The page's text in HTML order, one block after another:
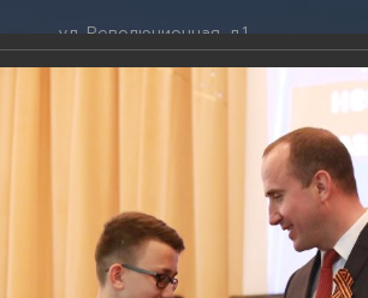
ул. Революционная, д.1
gelendzhik@mo.krasnodar.ru
Руководители
информация
ДУМА
Депутат
График